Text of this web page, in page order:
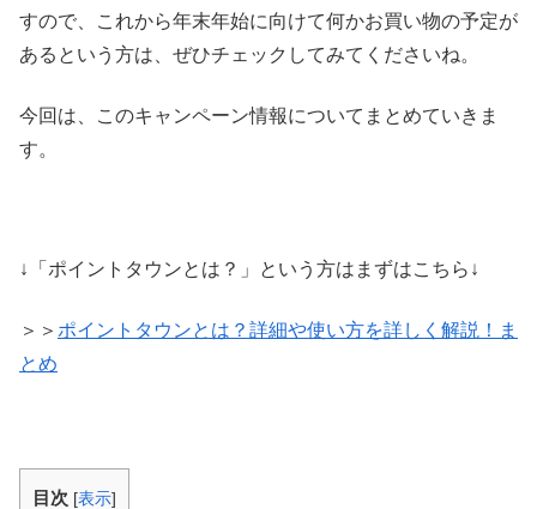
すので、これから年末年始に向けて何かお買い物の予定が
あるという方は、ぜひチェックしてみてくださいね。
今回は、このキャンペーン情報についてまとめていきま
す。
↓「ポイントタウンとは？」という方はまずはこちら↓
＞＞ ポイントタウンとは？詳細や使い方を詳しく解説！ま
とめ
目次 [表示]